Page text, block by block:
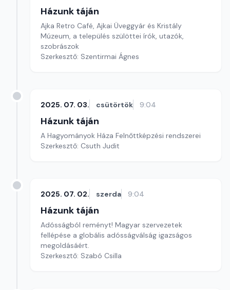
Házunk táján
Ajka Retro Café, Ajkai Üveggyár és Kristály
Múzeum, a település szülöttei írók, utazók,
szobrászok
Szerkesztő: Szentirmai Ágnes
2025. 07. 03. csütörtök 9:04
Házunk táján
A Hagyományok Háza Felnőttképzési rendszerei
Szerkesztő: Csuth Judit
2025. 07. 02. szerda 9:04
Házunk táján
Adósságból reményt! Magyar szervezetek
fellépése a globális adósságválság igazságos
megoldásáért.
Szerkesztő: Szabó Csilla